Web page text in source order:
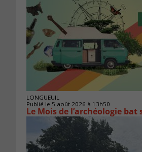
LONGUEUIL
Publié le 5 août 2026 à 13h50
Le Mois de l’archéologie